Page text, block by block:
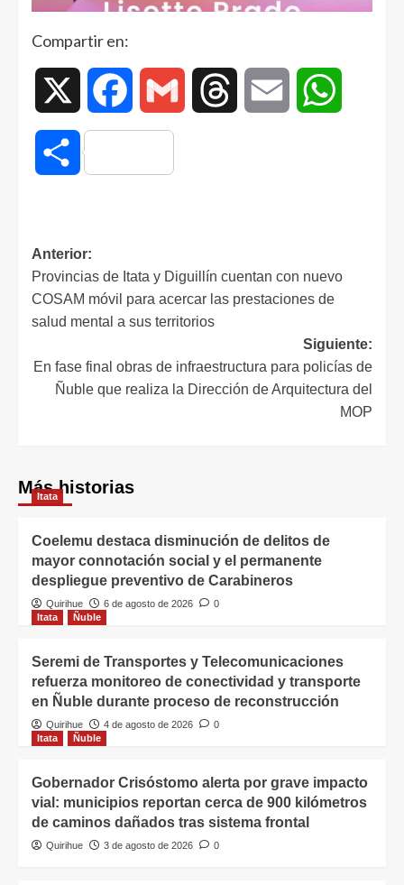
Compartir en:
Facebook Gmail Threads Email
Compartir
Anterior:
Provincias de Itata y Diguillín cuentan con nuevo
COSAM móvil para acercar las prestaciones de
salud mental a sus territorios
Siguiente:
En fase final obras de infraestructura para policías de
Ñuble que realiza la Dirección de Arquitectura del
MOP
Más historias
Itata
Coelemu destaca disminución de delitos de
mayor connotación social y el permanente
despliegue preventivo de Carabineros
Quirihue 6 de agosto de 2026
0
Itata
Ñuble
Seremi de Transportes y Telecomunicaciones
refuerza monitoreo de conectividad y transporte
en Ñuble durante proceso de reconstrucción
Quirihue 4 de agosto de 2026
0
Itata
Ñuble
Gobernador Crisóstomo alerta por grave impacto
vial: municipios reportan cerca de 900 kilómetros
de caminos dañados tras sistema frontal
Quirihue 3 de agosto de 2026 0